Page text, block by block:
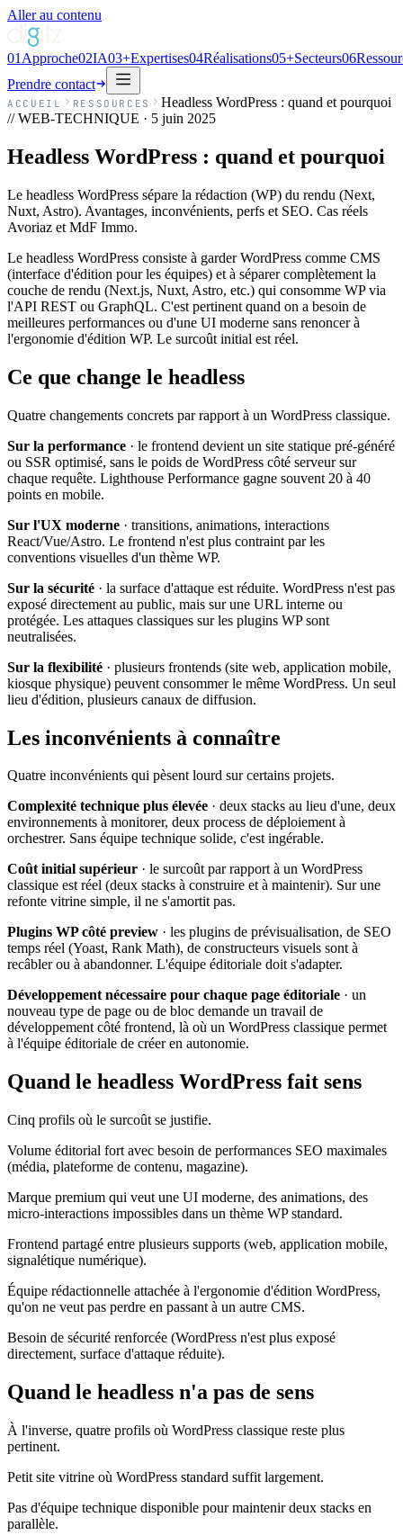
Aller au contenu
01 Approche02IA03+Expertises04Réalisations05+Secteurs06
Prendre contact
ACCUEIL RESSOURCES
Headless WordPress : quand et pourquoi
// WEB-TECHNIQUE · 5 juin 2025
Headless WordPress : quand et pourquoi
Le headless WordPress sépare la rédaction (WP) du rendu (Next,
Nuxt, Astro). Avantages, inconvénients, perfs et SEO. Cas réels
Avoriaz et MdF Immo.
Le headless WordPress consiste à garder WordPress comme CMS
(interface d'édition pour les équipes) et à séparer complètement la
couche de rendu (Next.js, Nuxt, Astro, etc.) qui consomme WP via
l'API REST ou GraphQL. C'est pertinent quand on a besoin de
meilleures performances ou d'une UI moderne sans renoncer à
l'ergonomie d'édition WP. Le surcoût initial est réel.
Ce que change le headless
Quatre changements concrets par rapport à un WordPress classique.
Sur la performance · le frontend devient un site statique pré-généré
ou SSR optimisé, sans le poids de WordPress côté serveur sur
chaque requête. Lighthouse Performance gagne souvent 20 à 40
points en mobile.
Sur l'UX moderne · transitions, animations, interactions
React/Vue/Astro. Le frontend n'est plus contraint par les
conventions visuelles d'un thème WP.
Sur la sécurité · la surface d'attaque est réduite. WordPress n'est pas
exposé directement au public, mais sur une URL interne ou
protégée. Les attaques classiques sur les plugins WP sont
neutralisées.
Sur la flexibilité · plusieurs frontends (site web, application mobile,
kiosque physique) peuvent consommer le même WordPress. Un seul
lieu d'édition, plusieurs canaux de diffusion.
Les inconvénients à connaître
Quatre inconvénients qui pèsent lourd sur certains projets.
Complexité technique plus élevée · deux stacks au lieu d'une, deux
environnements à monitorer, deux process de déploiement à
orchestrer. Sans équipe technique solide, c'est ingérable.
Coût initial supérieur · le surcoût par rapport à un WordPress
classique est réel (deux stacks à construire et à maintenir). Sur une
refonte vitrine simple, il ne s'amortit pas.
Plugins WP côté preview · les plugins de prévisualisation, de SEO
temps réel (Yoast, Rank Math), de constructeurs visuels sont à
recâbler ou à abandonner. L'équipe éditoriale doit s'adapter.
Développement nécessaire pour chaque page éditoriale · un
nouveau type de page ou de bloc demande un travail de
développement côté frontend, là où un WordPress classique permet
à l'équipe éditoriale de créer en autonomie.
Quand le headless WordPress fait sens
Cinq profils où le surcoût se justifie.
Volume éditorial fort avec besoin de performances SEO maximales
(média, plateforme de contenu, magazine).
Marque premium qui veut une UI moderne, des animations, des
micro-interactions impossibles dans un thème WP standard.
Frontend partagé entre plusieurs supports (web, application mobile,
signalétique numérique).
Équipe rédactionnelle attachée à l'ergonomie d'édition WordPress,
qu'on ne veut pas perdre en passant à un autre CMS.
Besoin de sécurité renforcée (WordPress n'est plus exposé
directement, surface d'attaque réduite).
Quand le headless n'a pas de sens
À l'inverse, quatre profils où WordPress classique reste plus
pertinent.
Petit site vitrine où WordPress standard suffit largement.
Pas d'équipe technique disponible pour maintenir deux stacks en
parallèle.